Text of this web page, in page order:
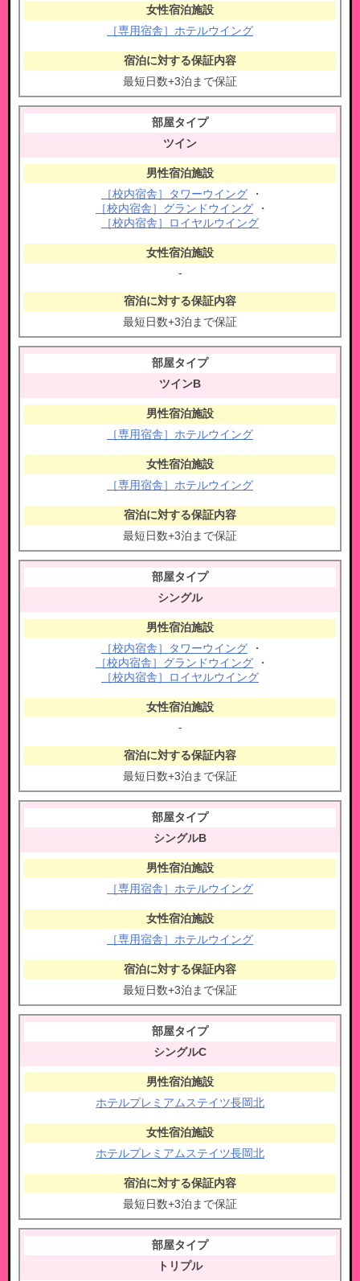
［専用宿舎］ホテルウイング
最短日数+3泊まで保証
ツイン
［校内宿舎］タワーウイング
・
［校内宿舎］グランドウイング
・
［校内宿舎］ロイヤルウイング
-
最短日数+3泊まで保証
ツインB
［専用宿舎］ホテルウイング
［専用宿舎］ホテルウイング
最短日数+3泊まで保証
シングル
［校内宿舎］タワーウイング
・
［校内宿舎］グランドウイング
・
［校内宿舎］ロイヤルウイング
-
最短日数+3泊まで保証
シングルB
［専用宿舎］ホテルウイング
［専用宿舎］ホテルウイング
最短日数+3泊まで保証
シングルC
ホテルプレミアムステイツ長岡北
ホテルプレミアムステイツ長岡北
最短日数+3泊まで保証
トリプル​